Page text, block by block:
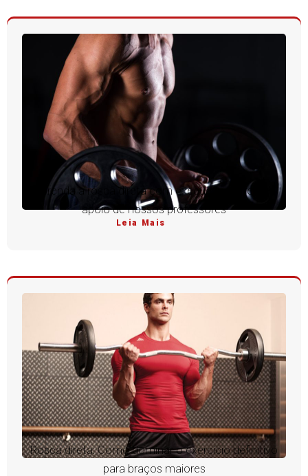
Aprenda a rosca direta com execução perfeita e
apoio de nossos professores
Leia Mais
Rosca direta: Como dominar o exercício definitivo
para braços maiores